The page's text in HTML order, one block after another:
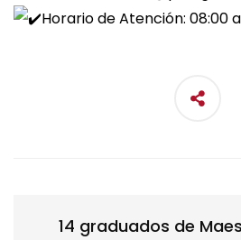
Horario de Atención: 08:00
14 graduados de